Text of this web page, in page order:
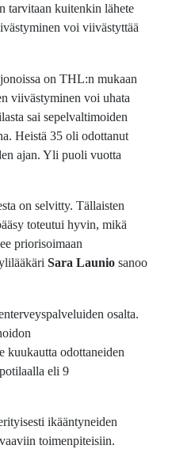
tarvitaan kuitenkin lähete
voi viivästyttää
jonoissa on THL:n mukaan
viivästyminen voi uhata
sai sepelvaltimoiden
Heistä 35 oli odottanut
ajan. Yli puoli vuotta
on selvitty. Tällaisten
toteutui hyvin, mikä
priorisoimaan
Sara Launio sanoo
osalta.
kuukautta odottaneiden
eli 9
ikääntyneiden
toimenpiteisiin.